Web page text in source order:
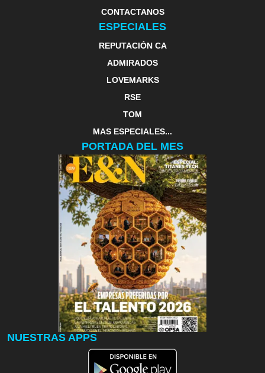
CONTACTANOS
ESPECIALES
REPUTACIÓN CA
ADMIRADOS
LOVEMARKS
RSE
TOM
MAS ESPECIALES...
PORTADA DEL MES
NUESTRAS APPS